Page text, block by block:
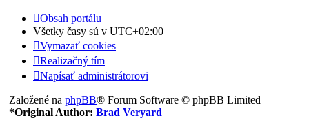
Obsah portálu
Všetky časy sú v UTC+02:00
Vymazať cookies
Realizačný tím
Napísať administrátorovi
Založené na phpBB® Forum Software © phpBB Limited
*Original Author: Brad Veryard